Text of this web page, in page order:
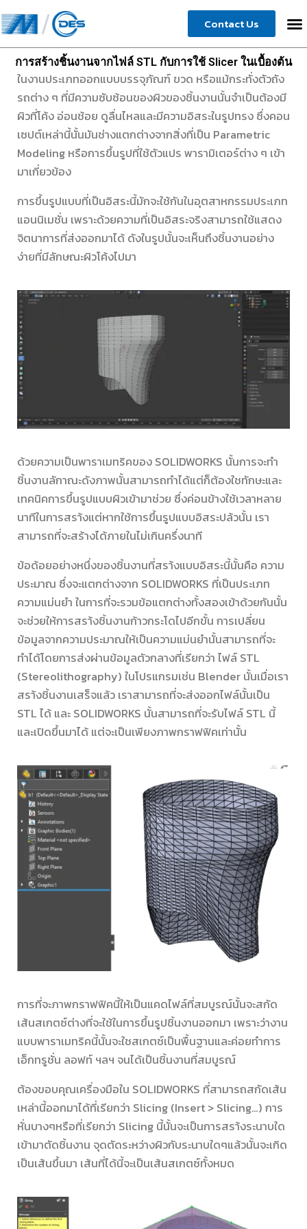
to
content
Contact Us
การสร้างชิ้นงานจากไฟล์ STL กับการใช้ Slicer ในเบื้องต้น
ในงานประเภทออกแบบบรรจุภัณฑ์ ขวด หรือแม้กระทั่งตัวถัง
รถต่าง ๆ ที่มีความซับซ้อนของผิวของชิ้นงานนั้นจำเป็นต้องมี
ผิวที่โค้ง อ่อนช้อย ดูลื่นไหลและมีความอิสระในรูปทรง ซึ่งคอน
เซปต์เหล่านี้นั้นมันช่างแตกต่างจากสิ่งที่เป็น Parametric
Modeling หรือการขึ้นรูปที่ใช้ตัวแปร พารามิเตอร์ต่าง ๆ เข้า
มาเกี่ยวข้อง
การขึ้นรูปแบบที่เป็นอิสระนี้มักจะใช้กันในอุตสาหกรรมประเภท
แอนนิเมชั่น เพราะด้วยความที่เป็นอิสระจริงสามารถใช้แสดง
จิตนาการที่ส่งออกมาได้ ดังในรูปนั้นจะเห็นถึงชิ้นงานอย่าง
ง่ายที่มีลักษณะผิวโค้งไปมา
ด้วยความเป็นพาราเมทริคของ SOLIDWORKS นั้นการจะทำ
ชิ้นงานลักาณะดังภาพนั้นสามารถทำได้แต่ก็ต้องใชทักษะและ
เทคนิคการขึ้นรูปแบบผิวเข้ามาช่วย ซึ่งค่อนข้างใช้เวลาหลาย
นาทีในการสรา้งแต่หากใช้การขึ้นรูปแบบอิสระปล้วนั้น เรา
สามารถที่จะสร้างได้ภายในไม่เกินครึ่งนาที
ข้อด้อยอย่างหนึ่งของชิ้นงานที่สรา้งแบบอิสระนี้นั้นคือ ความ
ประมาณ ซึ่งจะแตกต่างจาก SOLIDWORKS ที่เป็นประเภท
ความแม่นยำ ในการที่จะรวมข้อแตกต่างทั้งสองเข้าด้วยกันนั้น
จะช่วยให้การสรา้งชิ้นงานก้าวกระโดไปอีกขั้น การเปลี่ยน
ข้อมูลจากความประมาณให้เป็นความแม่นยำนั้นสามารถที่จะ
ทำได้โดยการส่งผ่านข้อมูลตัวกลางที่เรียกว่า ไฟล์ STL
(Stereolithography) ในโปรแกรมเช่น Blender นั้นเมื่อเรา
สรา้งชิ้นงานเสร็จแล้ว เราสามารถที่จะส่งออกไฟล์นั้นเป็น
STL ได้ และ SOLIDWORKS นั้นสามารถที่จะรับไฟล์ STL นี้
และเปิดขึ้นมาได้ แต่จะเป็นเพียงภาพกราฟฟิคเท่านั้น
การที่จะภาพกราฟฟิคนี้ให้เป็นแคดไฟล์ที่สมบูรณ์นั้นจะสกัด
เส้นสเกตซ์ต่างที่จะใช้ในการขึ้นรูปชิ้นงานออกมา เพราะว่างาน
แบบพาราเมทริคนี้นั้นจะใชสเกตซ์เป็นพื้นฐานและค่อยทำการ
เอ็กทรูชั่น ลอฟท์ ฯลฯ จนได้เป็นชิ้นงานที่สมบูรณ์
ต้องขอบคุณเครื่องมือใน SOLIDWORKS ที่สามารถสกัดเส้น
เหล่านี้ออกมาได้ที่เรียกว่า Slicing (Insert > Slicing…) การ
หั่นบางๆหรือที่เรียกว่า Slicing นี้นั้นจะเป็นการสรา้งระนาบใด
เข้ามาตัดชิ้นงาน จุดตัดระหว่างผิวกับระนาบใดๆแล้วนั้นจะเกิด
เป็นเส้นขึ้นมา เส้นที่ได้นี้จะเป็นเส้นสเกตซ์ทั้งหมด